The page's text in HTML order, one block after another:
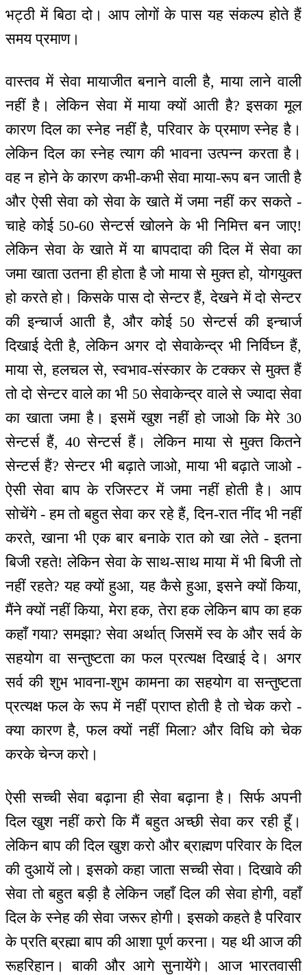
भट्ठी में बिठा दो। आप लोगों के पास यह संकल्प होते हैं
समय प्रमाण।
वास्तव में सेवा मायाजीत बनाने वाली है, माया लाने वाली
नहीं है। लेकिन सेवा में माया क्यों आती है? इसका मूल
कारण दिल का स्नेह नहीं है, परिवार के प्रमाण स्नेह है।
लेकिन दिल का स्नेह त्याग की भावना उत्पन्न करता है।
वह न होने के कारण कभी-कभी सेवा माया-रूप बन जाती है
और ऐसी सेवा को सेवा के खाते में जमा नहीं कर सकते -
चाहे कोई 50-60 सेन्टर्स खोलने के भी निमित्त बन जाए!
लेकिन सेवा के खाते में या बापदादा की दिल में सेवा का
जमा खाता उतना ही होता है जो माया से मुक्त हो, योगयुक्त
हो करते हो। किसके पास दो सेन्टर हैं, देखने में दो सेन्टर
की इन्चार्ज आती है, और कोई 50 सेन्टर्स की इन्चार्ज
दिखाई देती है, लेकिन अगर दो सेवाकेन्द्र भी निर्विघ्न हैं,
माया से, हलचल से, स्वभाव-संस्कार के टक्कर से मुक्त हैं
तो दो सेन्टर वाले का भी 50 सेवाकेन्द्र वाले से ज्यादा सेवा
का खाता जमा है। इसमें खुश नहीं हो जाओ कि मेरे 30
सेन्टर्स हैं, 40 सेन्टर्स हैं। लेकिन माया से मुक्त कितने
सेन्टर्स हैं? सेन्टर भी बढ़ाते जाओ, माया भी बढ़ाते जाओ -
ऐसी सेवा बाप के रजिस्टर में जमा नहीं होती है। आप
सोचेंगे - हम तो बहुत सेवा कर रहे हैं, दिन-रात नींद भी नहीं
करते, खाना भी एक बार बनाके रात को खा लेते - इतना
बिजी रहते! लेकिन सेवा के साथ-साथ माया में भी बिजी तो
नहीं रहते? यह क्यों हुआ, यह कैसे हुआ, इसने क्यों किया,
मैंने क्यों नहीं किया, मेरा हक, तेरा हक लेकिन बाप का हक
कहाँ गया? समझा? सेवा अर्थात् जिसमें स्व के और सर्व के
सहयोग वा सन्तुष्टता का फल प्रत्यक्ष दिखाई दे। अगर
सर्व की शुभ भावना-शुभ कामना का सहयोग वा सन्तुष्टता
प्रत्यक्ष फल के रूप में नहीं प्राप्त होती है तो चेक करो -
क्या कारण है, फल क्यों नहीं मिला? और विधि को चेक
करके चेन्ज करो।
ऐसी सच्ची सेवा बढ़ाना ही सेवा बढ़ाना है। सिर्फ अपनी
दिल खुश नहीं करो कि मैं बहुत अच्छी सेवा कर रही हूँ।
लेकिन बाप की दिल खुश करो और ब्राह्मण परिवार के दिल
की दुआयें लो। इसको कहा जाता सच्ची सेवा। दिखावे की
सेवा तो बहुत बड़ी है लेकिन जहाँ दिल की सेवा होगी, वहाँ
दिल के स्नेह की सेवा जरूर होगी। इसको कहते है परिवार
के प्रति ब्रह्मा बाप की आशा पूर्ण करना। यह थी आज की
रूहरिहान। बाकी और आगे सुनायेंगे। आज भारतवासी